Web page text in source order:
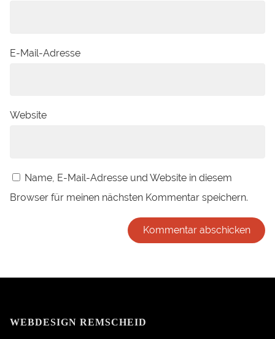
E-Mail-Adresse
Website
Name, E-Mail-Adresse und Website in diesem
Browser für meinen nächsten Kommentar speichern.
WEBDESIGN REMSCHEID